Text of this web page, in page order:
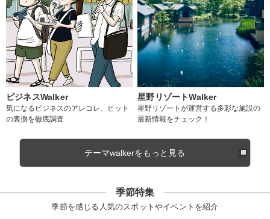
ビジネスWalker
気になるビジネスのアレコレ、ヒット
の裏側を徹底調査
星野リゾートWalker
星野リゾートが運営する多彩な施設の
最新情報をチェック！
テーマwalkerをもっと見る
季節特集
季節を感じる人気のスポットやイベントを紹介